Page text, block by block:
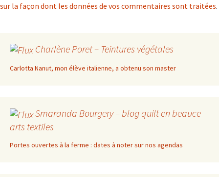
sur la façon dont les données de vos commentaires sont traitées.
Charlène Poret – Teintures végétales
Carlotta Nanut, mon élève italienne, a obtenu son master
Smaranda Bourgery – blog quilt en beauce
arts textiles
Portes ouvertes à la ferme : dates à noter sur nos agendas